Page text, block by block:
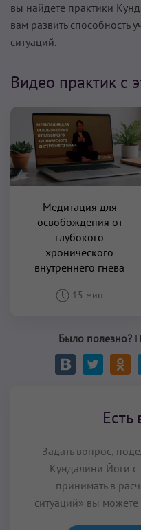
вы найдете практики
вам развить способность
ситуаций.
Видео практик с
Медитация для
освобождения от
глубокого
хронического
внутреннего гнева
15 мин
Было полезно?
Есть
Задать вопрос,
Кундалини Йоги
принимать в
ситуаций» вы